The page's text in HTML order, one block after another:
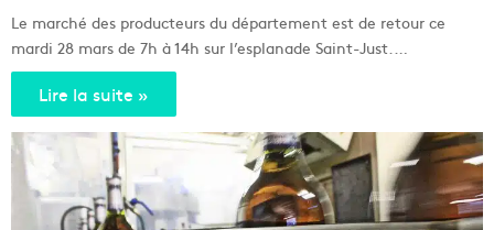
Le marché des producteurs du département est de retour ce
mardi 28 mars de 7h à 14h sur l’esplanade Saint-Just.…
Lire la suite »